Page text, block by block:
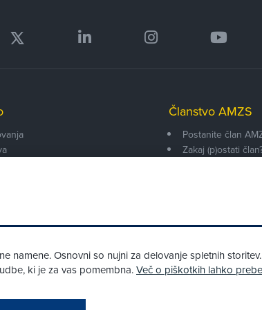
Članstvo AMZS
Postanite član
Zakaj (p)ostati
namene. Osnovni so nujni za delovanje spletnih
ki je za vas pomembna.Več o piškotkih lahko